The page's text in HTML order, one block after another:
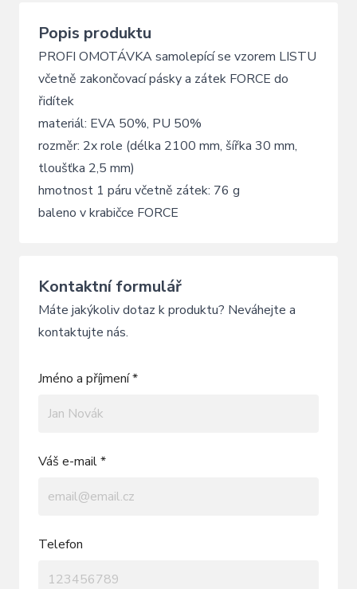
Popis produktu
PROFI OMOTÁVKA samolepící se vzorem LISTU
včetně zakončovací pásky a zátek FORCE do
řidítek
materiál: EVA 50%, PU 50%
rozměr: 2x role (délka 2100 mm, šířka 30 mm,
tloušťka 2,5 mm)
hmotnost 1 páru včetně zátek: 76 g
baleno v krabičce FORCE
Kontaktní formulář
Máte jakýkoliv dotaz k produktu? Neváhejte a
kontaktujte nás.
Jméno a příjmení *
Váš e-mail *
Telefon